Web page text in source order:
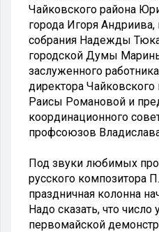
Чайковского района
города Игоря
собрания Надежды
городской Думы
заслуженного
директора
Раисы Романовой и
координационного
профсоюзов
Под звуки любимых
русского композитора
праздничная колонна
Надо сказать, что число
первомайской